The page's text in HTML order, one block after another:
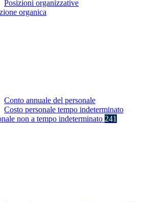
Posizioni organizzative
organica
Conto annuale del personale
Costo personale tempo indeterminato
non a tempo indeterminato 241